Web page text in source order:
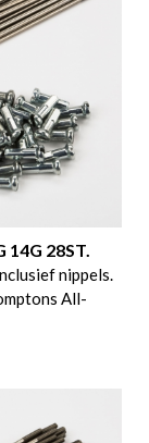
28ST.
nippels.
All-